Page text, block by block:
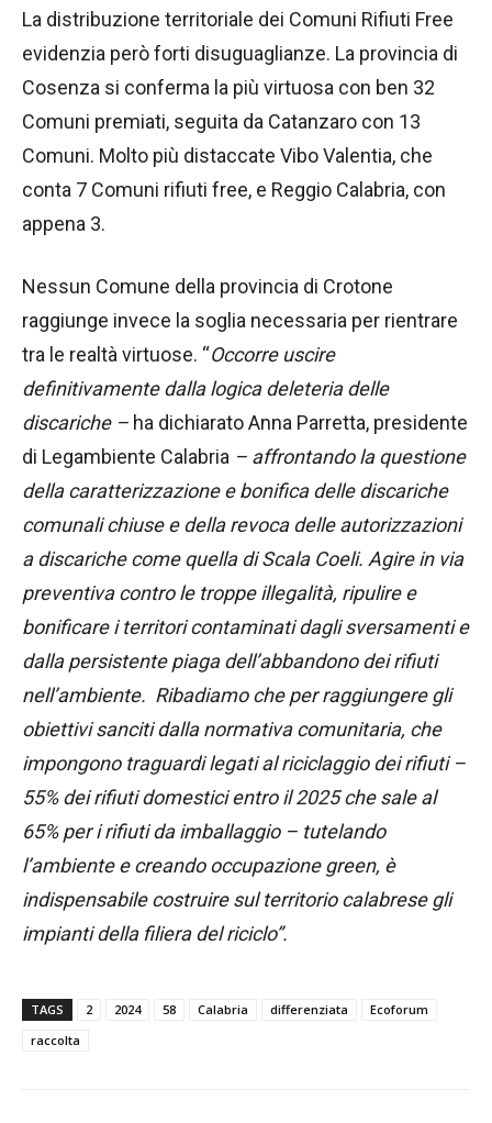
La distribuzione territoriale dei Comuni Rifiuti Free
evidenzia però forti disuguaglianze. La provincia di
Cosenza si conferma la più virtuosa con ben 32
Comuni premiati, seguita da Catanzaro con 13
Comuni. Molto più distaccate Vibo Valentia, che
conta 7 Comuni rifiuti free, e Reggio Calabria, con
appena 3.
Nessun Comune della provincia di Crotone
raggiunge invece la soglia necessaria per rientrare
tra le realtà virtuose. “Occorre uscire
definitivamente dalla logica deleteria delle
discariche – ha dichiarato Anna Parretta, presidente
di Legambiente Calabria – affrontando la questione
della caratterizzazione e bonifica delle discariche
comunali chiuse e della revoca delle autorizzazioni
a discariche come quella di Scala Coeli. Agire in via
preventiva contro le troppe illegalità, ripulire e
bonificare i territori contaminati dagli sversamenti e
dalla persistente piaga dell’abbandono dei rifiuti
nell’ambiente. Ribadiamo che per raggiungere gli
obiettivi sanciti dalla normativa comunitaria, che
impongono traguardi legati al riciclaggio dei rifiuti –
55% dei rifiuti domestici entro il 2025 che sale al
65% per i rifiuti da imballaggio – tutelando
l’ambiente e creando occupazione green, è
indispensabile costruire sul territorio calabrese gli
impianti della filiera del riciclo”.
TAGS 2 2024 58 Calabria differenziata
Ecoforum
raccolta